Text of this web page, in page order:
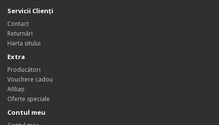
Servicii Clienţi
Contact
Returnări
Harta sitului
Extra
Producători
Vouchere cadou
Afiliaţi
Oferte speciale
Contul meu